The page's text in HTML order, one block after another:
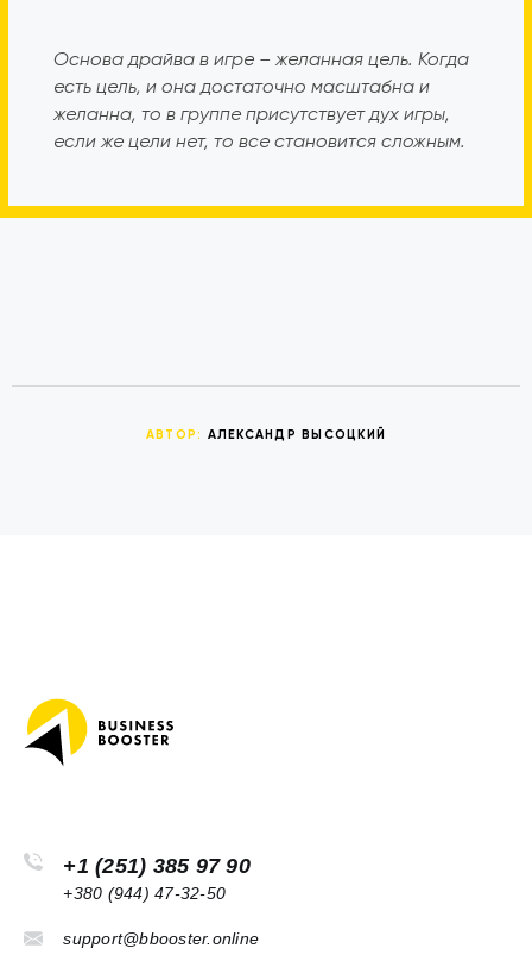
Основа драйва в игре – желанная цель. Когда
есть цель, и она достаточно масштабна и
желанна, то в группе присутствует дух игры,
если же цели нет, то все становится сложным.
АВТОР: АЛЕКСАНДР ВЫСОЦКИЙ
+1 (251) 385 97 90
+380 (944) 47-32-50
support@bbooster.online